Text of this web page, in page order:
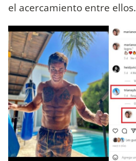
el acercamiento entre ellos.